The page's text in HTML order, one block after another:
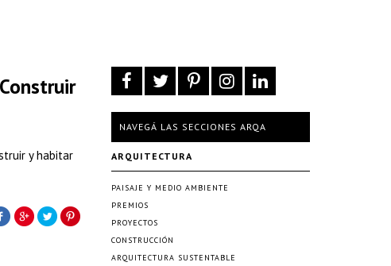
y habitar
NAVEGÁ LAS SECCIONES ARQA
ARQUITECTURA
PAISAJE Y MEDIO AMBIENTE
PREMIOS
PROYECTOS
CONSTRUCCIÓN
ARQUITECTURA SUSTENTABLE